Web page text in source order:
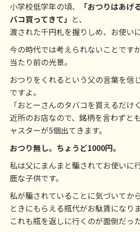
小学校低学年の頃、
「おつりはあげ
バコ買ってきて」 と、
渡された千円札を握りしめ、お使い
今の時代では考えられないことです
当たり前の光景。
おつりをくれるという父の言葉を信
ですよ。
「おとーさんのタバコを買えるだけ
近所のお店なので、銘柄を言わずと
ャスターが5個出てきます。
おつり無し。ちょうど1000円。
私は父にまんまと騙されてお使いに
鹿な子供です。
私が騙されていることに気づいてか
ときにもらえる瓶代がお駄賃になり
これも瓶を返しに行くのが面倒だっ